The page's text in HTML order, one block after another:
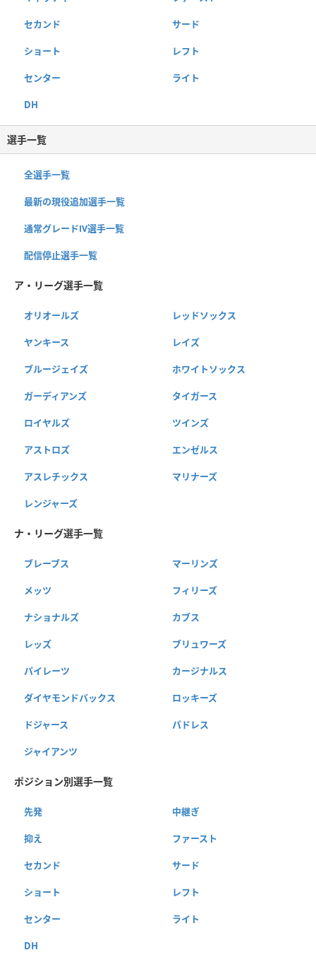
セカンド サード
ショート レフト
センター ライト
DH
選手一覧
全選手一覧
最新の現役追加選手一覧
通常グレードⅣ選手一覧
配信停止選手一覧
ア・リーグ選手一覧
オリオールズ レッドソックス
ヤンキース レイズ
ブルージェイズ ホワイトソックス
ガーディアンズ タイガース
ロイヤルズ ツインズ
アストロズ エンゼルス
アスレチックス マリナーズ
レンジャーズ
ナ・リーグ選手一覧
ブレーブス マーリンズ
メッツ フィリーズ
ナショナルズ カブス
レッズ ブリュワーズ
パイレーツ カージナルス
ダイヤモンドバックス ロッキーズ
ドジャース パドレス
ジャイアンツ
ポジション別選手一覧
先発 中継ぎ
抑え ファースト
セカンド サード
ショート レフト
センター ライト
DH